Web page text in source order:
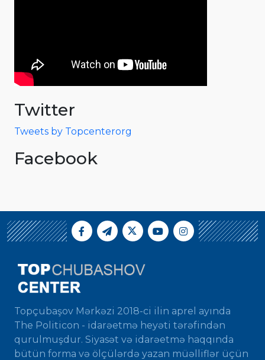
Twitter
Tweets by Topcenterorg
Facebook
Topçubaşov Mərkəzi 2018-ci ilin aprel ayında
The Politicon - idarəetmə heyəti tərəfindən
qurulmuşdur. Siyasət və idarəetmə haqqında
bütün forma və ölçülərdə yazan müəlliflər üçün